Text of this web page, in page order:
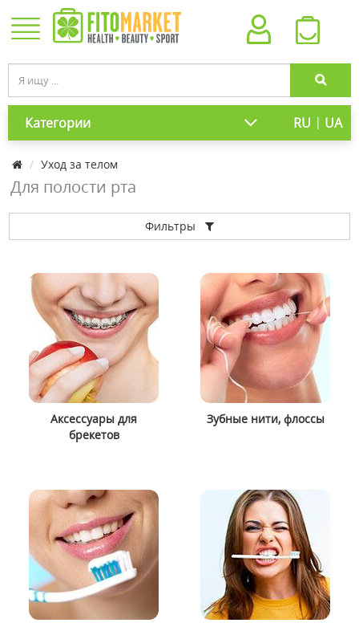
Категории RU | UA
Уход за телом
Для полости рта
Фильтры
Аксессуары для
брекетов
Зубные нити, флоссы